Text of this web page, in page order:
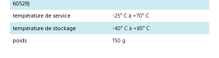
60529)
température de service
-25° C à +70° C
température de stockage
-40° C à +85° C
poids
150 g